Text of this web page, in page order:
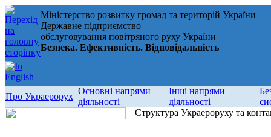
Міністерство розвитку громад та територій України
Державне підприємство
обслуговування повітряного руху України
Безпека. Ефективність. Відповідальність
Про Украерорух
Основні напрями
діяльності
Інші напрями
діяльності
Структура Украероруху та